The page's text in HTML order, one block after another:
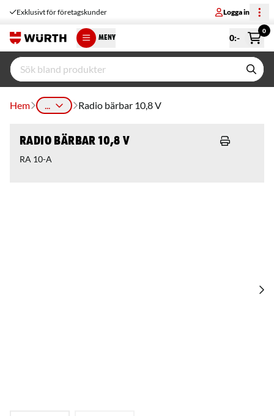
Exklusivt för företagskunder Logga in
MENY 0:-
0
Hem ... Radio bärbar 10,8 V
Radio bärbar 10,8 V
RA 10-A